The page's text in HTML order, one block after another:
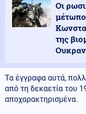
Οι
μέτωπο
της
Τα έγγραφα αυτά,
από τη δεκαετία του
αποχαρακτηρισμένα.